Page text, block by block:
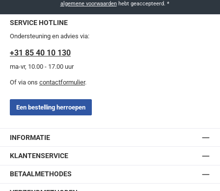
algemene voorwaardenhebt geaccepteerd. *
SERVICE HOTLINE
Ondersteuning en advies via:
+31 85 40 10 130
ma-vr, 10.00 - 17.00 uur
Of via ons contactformulier.
Een bestelling herroepen
INFORMATIE
KLANTENSERVICE
BETAALMETHODES